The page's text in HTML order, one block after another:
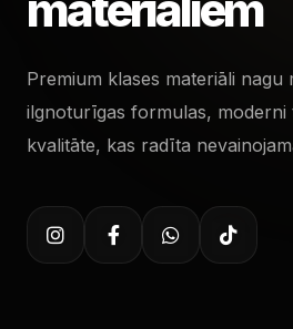
Premium klases materiāli nagu
ilgnoturīgas formulas,
kvalitāte, kas radīta